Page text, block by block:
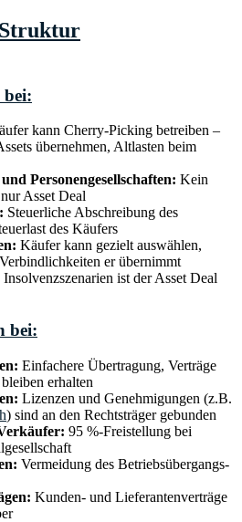
bei:
kann Cherry-Picking betreiben –
übernehmen, Altlasten beim
Personengesellschaften: Kein
Asset Deal
Steuerliche Abschreibung des
des Käufers
Käufer kann gezielt auswählen,
er übernimmt
ist der Asset Deal
bei:
Einfachere Übertragung, Verträge
erhalten
Lizenzen und Genehmigungen (z.B.
) sind an den Rechtsträger gebunden
95 %-Freistellung bei
Vermeidung des Betriebsübergangs-
Kunden- und Lieferantenverträge